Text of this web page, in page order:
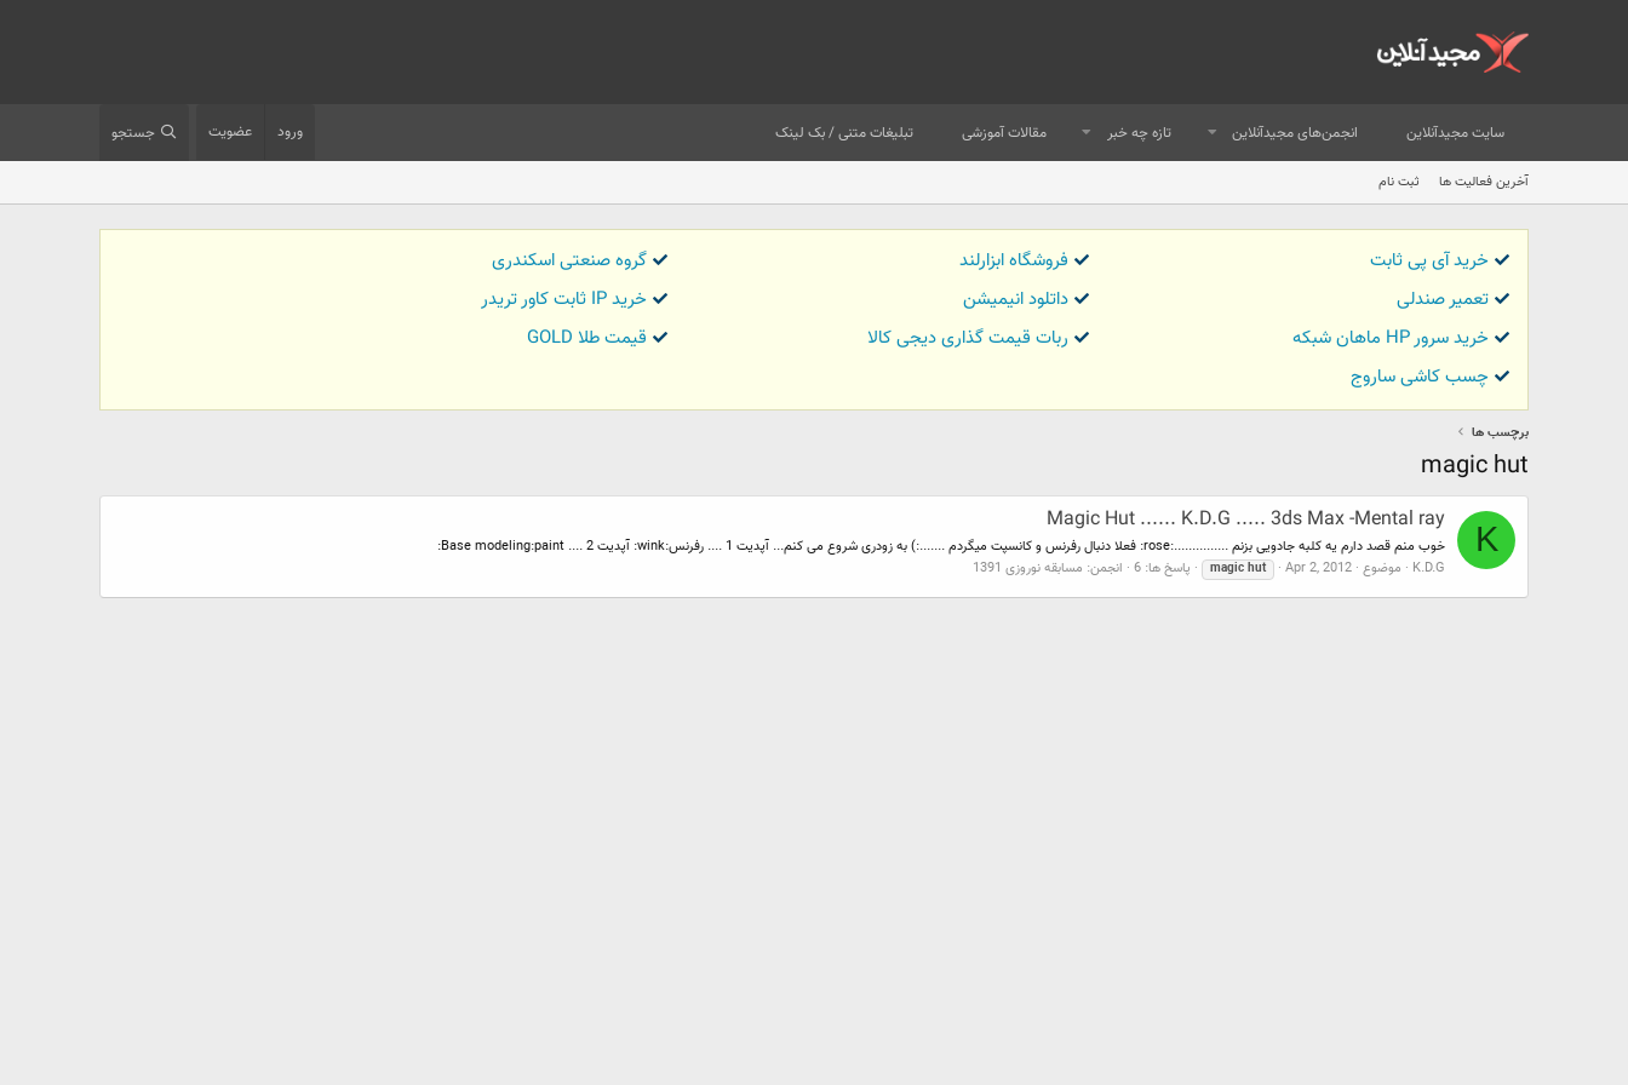
سایت مجیدآنلاین انجمن‌های مجیدآنلاین تازه چه خبر مقالات آموزشی تبلیغات متنی / بک لینک ورود عضویت جستجو
آخرین فعالیت ها ثبت نام
خرید آی پی ثابت فروشگاه ابزارلند
گروه صنعتی اسکندری
تعمیر صندلی
داتلود انیمیشن
خرید IP ثابت کاور تریدر
خرید سرور HP ماهان شبکه
ربات قیمت گذاری دیجی کالا
قیمت طلا GOLD
چسب کاشی ساروج
برچسب ها
magic hut
K
Magic Hut ...... K.D.G ..... 3ds Max -Mental ray
خوب منم قصد دارم یه کلبه جادویی بزنم ...............:rose: فعلا دنبال رفرنس و کانسپت میگردم .......:) به زودری شروع می کنم... آپدیت 1 .... رفرنس:wink: آپدیت 2 .... Base modeling:paint:
K.D.G
موضوع Apr 2, 2012
magic hut پاسخ ها: 6 انجمن: مسابقه نوروزی 1391